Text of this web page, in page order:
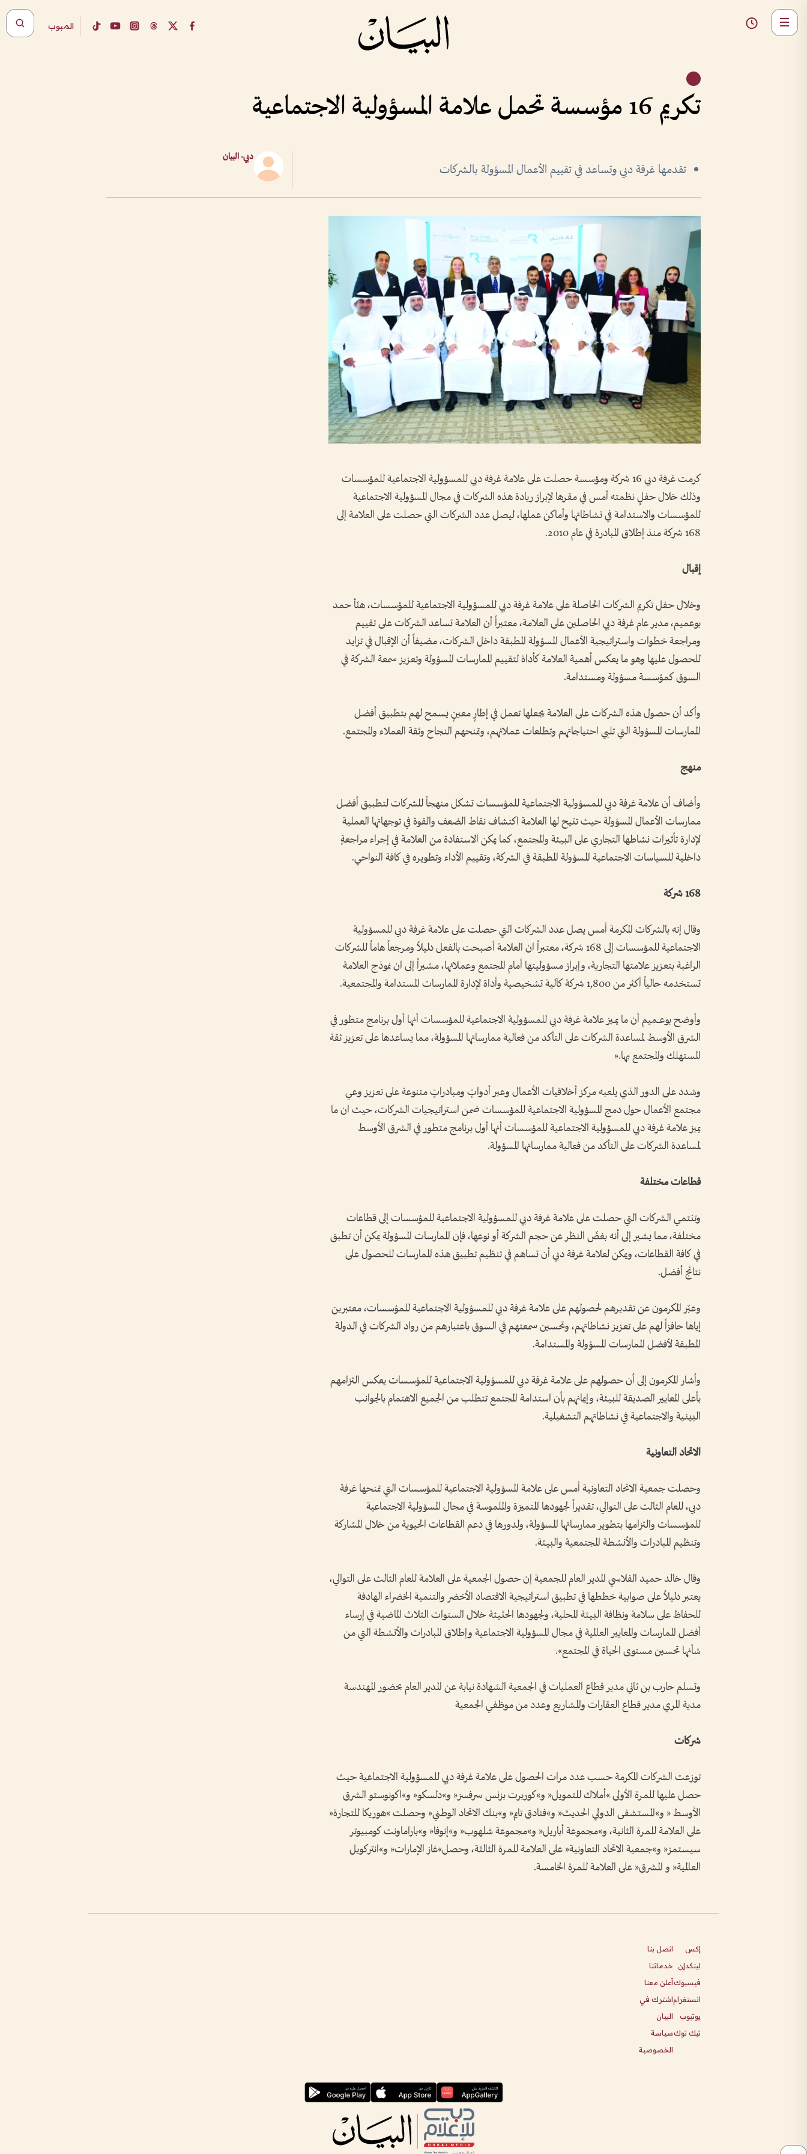
المبوب
تكريم 16 مؤسسة تحمل علامة المسؤولية الاجتماعية
تقدمها غرفة دبي وتساعد في تقييم الأعمال المسؤولة بالشركات
دبي- البيان
كرمت غرفة دبي 16 شركة ومؤسسة حصلت على علامة غرفة دبي للمسؤولية الاجتماعية للمؤسسات
وذلك خلال حفلٍ نظمته أمس في مقرها لإبراز ريادة هذه الشركات في مجال المسؤولية الاجتماعية
للمؤسسات والاستدامة في نشاطاتها وأماكن عملها، ليصل عدد الشركات التي حصلت على العلامة إلى
168 شركة منذ إطلاق المبادرة في عام 2010.
إقبال
وخلال حفل تكريم الشركات الحاصلة على علامة غرفة دبي للمسؤولية الاجتماعية للمؤسسات، هنّأ حمد
بوعميم، مدير عام غرفة دبي الحاصلين على العلامة، معتبراً أن العلامة تساعد الشركات على تقييم
ومراجعة خطوات واستراتيجية الأعمال المسؤولة المطبقة داخل الشركات، مضيفاً أن الإقبال في تزايد
للحصول عليها وهو ما يعكس أهمية العلامة كأداة لتقييم الممارسات المسؤولة وتعزيز سمعة الشركة في
السوق كمؤسسة مسؤولة ومستدامة.
وأكد أن حصول هذه الشركات على العلامة يجعلها تعمل في إطارٍ معينٍ يسمح لهم بتطبيق أفضل
الممارسات المسؤولة التي تلبي احتياجاتهم وتطلعات عملائهم، وتمنحهم النجاح وثقة العملاء والمجتمع.
منهج
وأضاف أن علامة غرفة دبي للمسؤولية الاجتماعية للمؤسسات تشكل منهجاً للشركات لتطبيق أفضل
ممارسات الأعمال المسؤولة حيث تتيح لها العلامة اكتشاف نقاط الضعف والقوة في توجهاتها العملية
لإدارة تأثيرات نشاطها التجاري على البيئة والمجتمع، كما يمكن الاستفادة من العلامة في إجراء مراجعةٍ
داخلية للسياسات الاجتماعية المسؤولة المطبقة في الشركة، وتقييم الأداء وتطويره في كافة النواحي.
168 شركة
وقال إنه بالشركات المكرمة أمس يصل عدد الشركات التي حصلت على علامة غرفة دبي للمسؤولية
الاجتماعية للمؤسسات إلى 168 شركة، معتبراً ان العلامة أصبحت بالفعل دليلاً ومرجعاً هاماً للشركات
الراغبة بتعزيز علامتها التجارية، وإبراز مسؤوليتها أمام المجتمع وعملائها، مشيراً إلى ان نموذج العلامة
تستخدمه حالياً أكثر من 1,800 شركة كآلية تشخيصية وأداة لإدارة الممارسات المستدامة والمجتمعية.
وأوضح بوعــــميم أن ما يمــيز علامة غرفة دبي للمسؤولية الاجتماعية للمؤسسات أنها أول برنامج متطور في
الشرق الأوسط لمساعدة الشركات على التأكد من فعالية ممارساتها المسؤولة، مما يساعدها على تعزيز ثقة
المستهلك والمجتمع بها.«
وشدد على الدور الذي يلعبه مركز أخلاقيات الأعمال وعبر أدواتٍ ومبادراتٍ متنوعة على تعزيز وعي
مجتمع الأعمال حول دمج المسؤولية الاجتماعية للمؤسسات ضمن استراتيجيات الشركات، حيث ان ما
يميز علامة غرفة دبي للمسؤولية الاجتماعية للمؤسسات أنها أول برنامج متطور في الشرق الأوسط
لمساعدة الشركات على التأكد من فعالية ممارساتها المسؤولة.
قطاعات مختلفة
وتنتمي الشركات التي حصلت على علامة غرفة دبي للمسؤولية الاجتماعية للمؤسسات إلى قطاعات
مختلفة، مما يشير إلى أنه بغضّ النظر عن حجم الشركة أو نوعها، فإن الممارسات المسؤولة يمكن أن تطبق
في كافة القطاعات، ويمكن لعلامة غرفة دبي أن تساهم في تنظيم تطبيق هذه الممارسات للحصول على
نتائج أفضل.
وعبّر المكرمون عن تقديرهم لحصولهم على علامة غرفة دبي للمسؤولية الاجتماعية للمؤسسات، معتبرين
إياها حافزاً لهم على تعزيز نشاطاتهم، وتحسين سمعتهم في السوق باعتبارهم من رواد الشركات في الدولة
المطبقة لأفضل الممارسات المسؤولة والمستدامة.
وأشار المكرمون إلى أن حصولهم على علامة غرفة دبي للمسؤولية الاجتماعية للمؤسسات يعكس التزامهم
بأعلى المعايير الصديقة للبيئة، وإيمانهم بأن استدامة المجتمع تتطلب من الجميع الاهتمام بالجوانب
البيئية والاجتماعية في نشاطاتهم التشغيلية.
الاتحاد التعاونية
وحصلت جمعية الاتحاد التعاونية أمس على علامة المسؤولية الاجتماعية للمؤسسات التي تمنحها غرفة
دبي، للعام الثالث على التوالي، تقديراً لجهودها المتميزة والملموسة في مجال المسؤولية الاجتماعية
للمؤسسات والتزامها بتطوير ممارساتها المسؤولة، ولدورها في دعم القطاعات الحيوية من خلال المشاركة
وتنظيم المبادرات والأنشطة المجتمعية والبيئة.
وقال خالد حميد الفلاسي المدير العام للجمعية إن حصول الجمعية على العلامة للعام الثالث على التوالي،
يعتبر دليلاً على صوابية خططها في تطبيق استراتيجية الاقتصاد الأخضر والتنمية الخضراء الهادفة
للحفاظ على سلامة ونظافة البيئة المحلية، ولجهودها الحثيثة خلال السنوات الثلاث الماضية في إرساء
أفضل الممارسات والمعايير العالمية في مجال المسؤولية الاجتماعية وإطلاق المبادرات والأنشطة التي من
شأنها تحسين مستوى الحياة في المجتمع».
وتسلم حارب بن ثاني مدير قطاع العمليات في الجمعية الشهادة نيابة عن المدير العام بحضور المهندسة
مدية المري مدير قطاع العقارات والمشاريع وعدد من موظفي الجمعية
شركات
توزعت الشركات المكرمة حسب عدد مرات الحصول على علامة غرفة دبي للمسؤولية الاجتماعية حيث
حصل عليها للمرة الأولى »أملاك للتمويل« و»كوربرت بزنس سرفسز« و»دلسكو« و»اكونوستو الشرق
الأوسط « و»المستشفى الدولي الحديث« و»فنادق تايم« و»بنك الاتحاد الوطني« وحصلت »هوريكا للتجارة«
على العلامة للمرة الثانية، و»مجموعة أباريل« و»مجموعة شلهوب« و»إنوفا« و»باراماونت كومبيوتر
سيستمز« و»جمعية الاتحاد التعاونية« على العلامة للمرة الثالثة، وحصل»غاز الإمارات« و»انتركويل
العالمية« و المشرق« على العلامة للمرة الخامسة.
إكس
لينكدإن
فيسبوك
انستغرام
يوتيوب
تيك توك
اتصل بنا
خدماتنا
أعلن معنا
اشترك في
البيان
سياسة
الخصوصية